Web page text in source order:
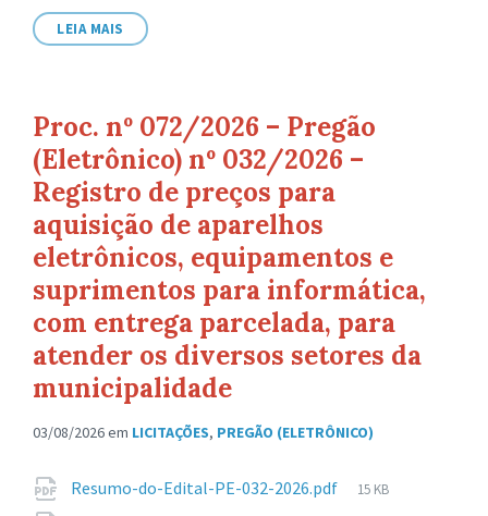
LEIA MAIS
Proc. nº 072/2026 – Pregão
(Eletrônico) nº 032/2026 –
Registro de preços para
aquisição de aparelhos
eletrônicos, equipamentos e
suprimentos para informática,
com entrega parcelada, para
atender os diversos setores da
municipalidade
03/08/2026em LICITAÇÕES, PREGÃO (ELETRÔNICO)
Anexos
Resumo-do-Edital-PE-032-2026.pdf
Tamanho
15 KB